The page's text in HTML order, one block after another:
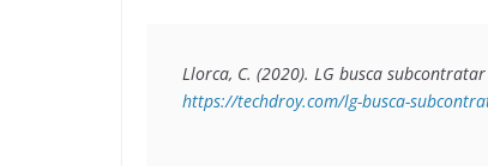
Llorca, C. (2020). LG busca
https://techdroy.com/lg-busca-